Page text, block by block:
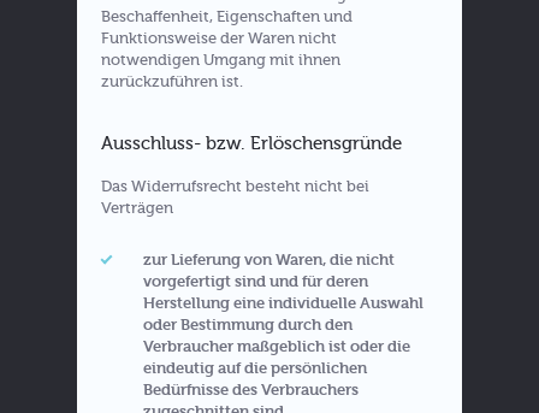
Beschaffenheit, Eigenschaften und
Funktionsweise der Waren nicht
notwendigen Umgang mit ihnen
zurückzuführen ist.
Ausschluss- bzw. Erlöschensgründe
Das Widerrufsrecht besteht nicht bei
Verträgen
zur Lieferung von Waren, die nicht
vorgefertigt sind und für deren
Herstellung eine individuelle Auswahl
oder Bestimmung durch den
Verbraucher maßgeblich ist oder die
eindeutig auf die persönlichen
Bedürfnisse des Verbrauchers